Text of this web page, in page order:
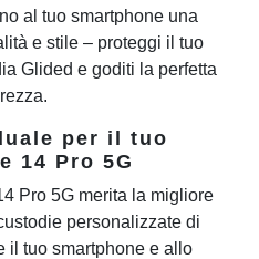
al tuo smartphone una
e stile – proteggi il tuo
Glided e goditi la perfetta
per il tuo
14 Pro 5G
Pro 5G merita la migliore
personalizzate di
il tuo smartphone e allo